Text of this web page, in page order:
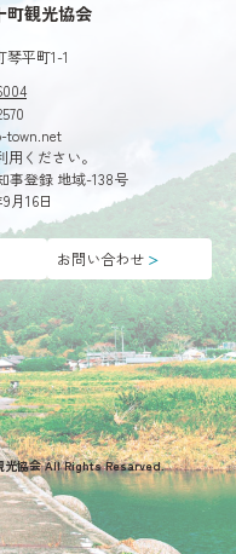
観光協会
平町1-1
town.net
ください。
事登録 地域-138号
月16日
お問い合わせ ＞
光協会 All Rights Resarved.